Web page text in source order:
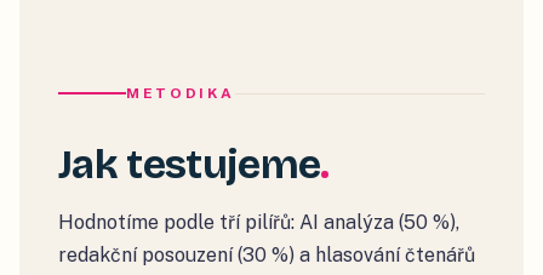
METODIKA
Jak testujeme
Hodnotíme podle tří pilířů: AI analýza (50 %),
redakční posouzení (30 %) a hlasování čtenářů